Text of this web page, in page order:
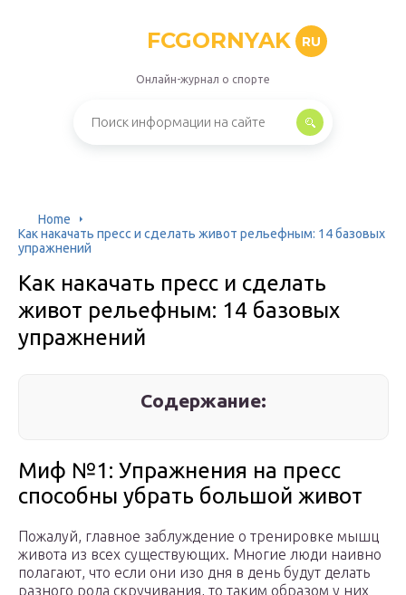
FCGORNYAK RU
Онлайн-журнал о спорте
Home
Как накачать пресс и сделать живот рельефным: 14 базовых
упражнений
Как накачать пресс и сделать
живот рельефным: 14 базовых
упражнений
Содержание:
Миф №1: Упражнения на пресс
способны убрать большой живот
Пожалуй, главное заблуждение о тренировке мышц
живота из всех существующих. Многие люди наивно
полагают, что если они изо дня в день будут делать
разного рода скручивания, то таким образом у них